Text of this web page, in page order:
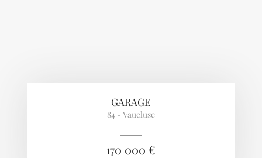
GARAGE
84 - Vaucluse
170 000 €